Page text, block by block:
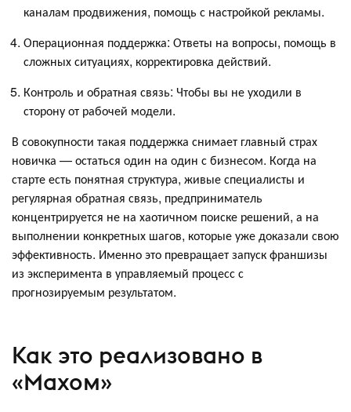
каналам продвижения, помощь с настройкой рекламы.
Операционная поддержка: Ответы на вопросы, помощь в
сложных ситуациях, корректировка действий.
Контроль и обратная связь: Чтобы вы не уходили в
сторону от рабочей модели.
В совокупности такая поддержка снимает главный страх
новичка — остаться один на один с бизнесом. Когда на
старте есть понятная структура, живые специалисты и
регулярная обратная связь, предприниматель
концентрируется не на хаотичном поиске решений, а на
выполнении конкретных шагов, которые уже доказали свою
эффективность. Именно это превращает запуск франшизы
из эксперимента в управляемый процесс с
прогнозируемым результатом.
Как это реализовано в
«Махом»